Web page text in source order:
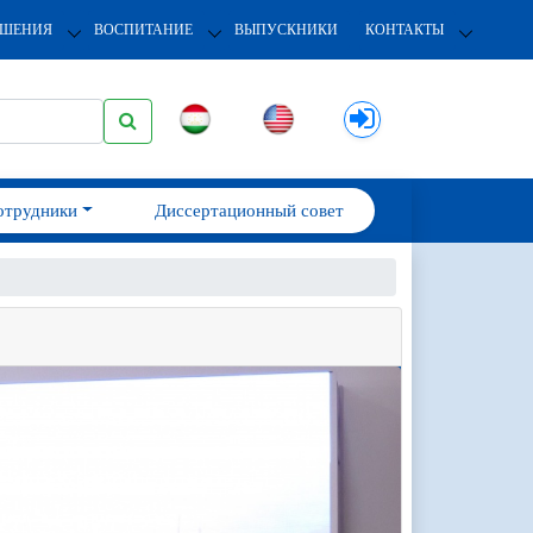
ВОСПИТАНИЕ ВЫПУСКНИКИ КОНТАКТЫ
Диссертационный совет